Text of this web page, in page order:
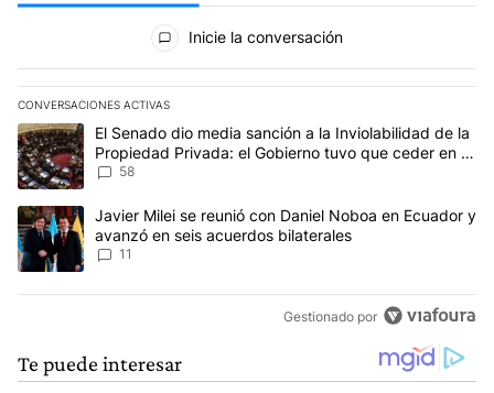
Todos los comentarios
Inicie la conversación
CONVERSACIONES ACTIVAS
Este listado muestra los artículos con más comentarios en los
Un artículo de tendencia con el título "El Senado dio media
El Senado dio media sanción a la Inviolabilidad de la
Propiedad Privada: el Gobierno tuvo que ceder en la
Ley del Manejo del Fuego
58
Un artículo de tendencia con el título "Javier Milei se reunió con
Javier Milei se reunió con Daniel Noboa en Ecuador y
avanzó en seis acuerdos bilaterales
11
Gestionado por